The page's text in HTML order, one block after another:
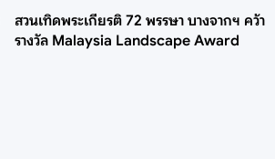
สวนเทิดพระเกียรติ 72 พรรษา บางจากฯ คว้า
รางวัล Malaysia Landscape Award